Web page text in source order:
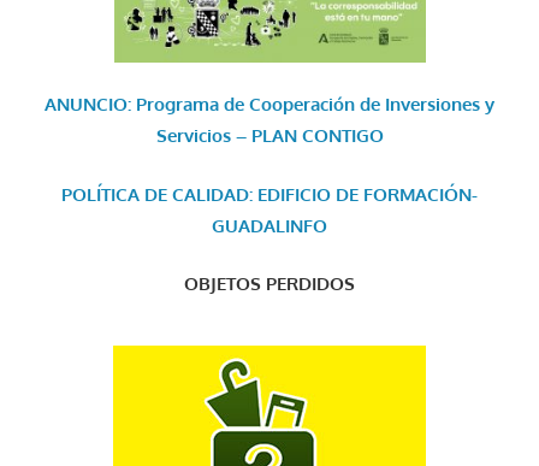
ANUNCIO: Programa de Cooperación de Inversiones y
Servicios – PLAN CONTIGO
POLÍTICA DE CALIDAD: EDIFICIO DE FORMACIÓN-
GUADALINFO
OBJETOS PERDIDOS